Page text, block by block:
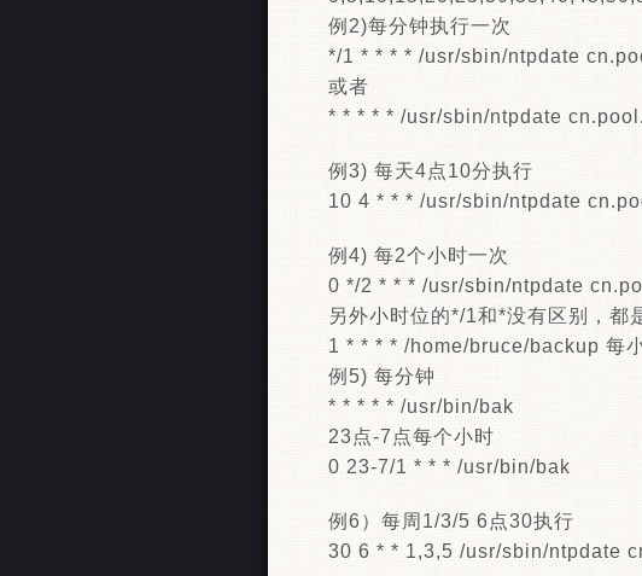
例2)每分钟执行一次
*/1 * * * * /usr/sbin/ntpdate
或者
* * * * * /usr/sbin/ntpdate
例3) 每天4点10分执行
10 4 * * * /usr/sbin/ntpdate
例4) 每2个小时一次
0 */2 * * * /usr/sbin/ntpdate
另外小时位的*/1和*没有区别，都
1 * * * * /home/bruce/backup 每
例5) 每分钟
* * * * * /usr/bin/bak
23点-7点每个小时
0 23-7/1 * * * /usr/bin/bak
例6）每周1/3/5 6点30执行
30 6 * * 1,3,5 /usr/sbin/ntpdate